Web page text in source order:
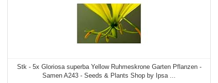
Stk - 5x Gloriosa superba Yellow Ruhmeskrone Garten Pflanzen -
Samen A243 - Seeds & Plants Shop by Ipsa ...